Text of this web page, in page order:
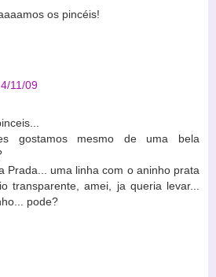
os pincéis!
4/11/09
gostamos mesmo de uma bela
Prada... uma linha com o aninho prata
transparente, amei, ja queria levar...
pode?